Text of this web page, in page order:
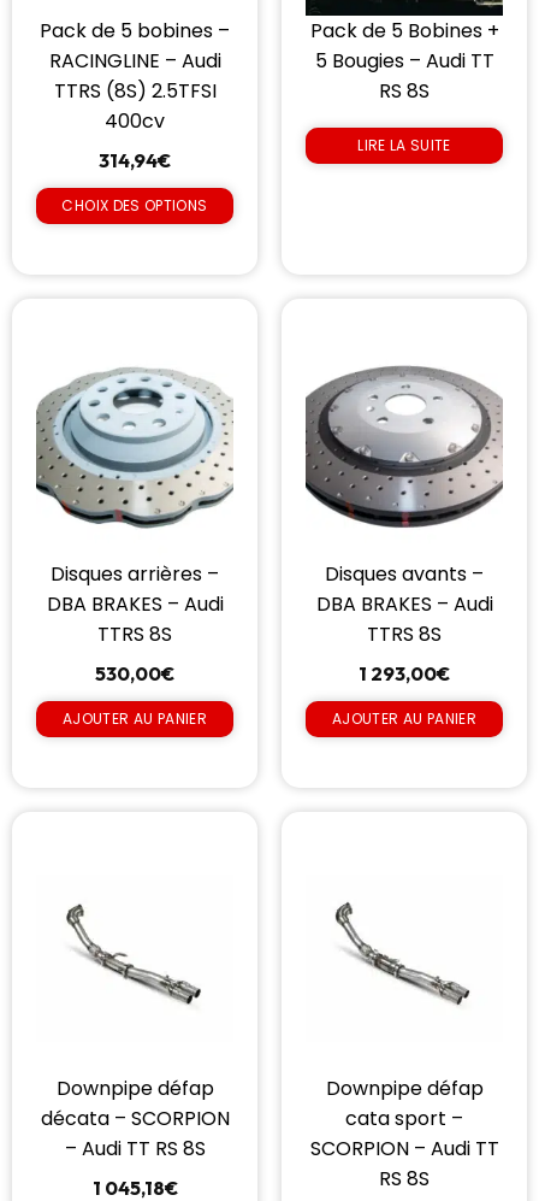
Pack de 5 bobines –
RACINGLINE – Audi
TTRS (8S) 2.5TFSI
400cv
314,94€
CHOIX DES OPTIONS
Pack de 5 Bobines +
5 Bougies – Audi TT
RS 8S
LIRE LA SUITE
Disques arrières –
DBA BRAKES – Audi
TTRS 8S
530,00€
AJOUTER AU PANIER
Disques avants –
DBA BRAKES – Audi
TTRS 8S
1 293,00€
AJOUTER AU PANIER
Downpipe défap
décata – SCORPION
– Audi TT RS 8S
1 045,18€
Downpipe défap
cata sport –
SCORPION – Audi TT
RS 8S